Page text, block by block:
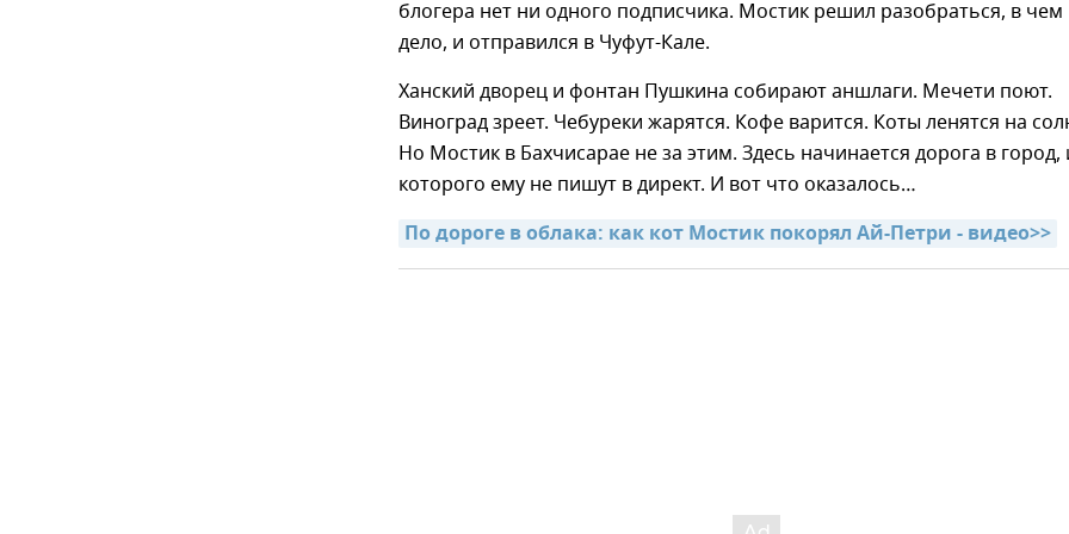
блогера нет ни одного подписчика. Мостик решил разобраться, в чем
дело, и отправился в Чуфут-Кале.
Ханский дворец и фонтан Пушкина собирают аншлаги. Мечети поют.
Виноград зреет. Чебуреки жарятся. Кофе варится. Коты ленятся на
Но Мостик в Бахчисарае не за этим. Здесь начинается дорога в город,
которого ему не пишут в директ. И вот что оказалось…
По дороге в облака: как кот Мостик покорял Ай-Петри - видео>>